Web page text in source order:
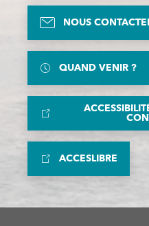
NOUS
QUAND VENIR ?
ACCESLIBRE